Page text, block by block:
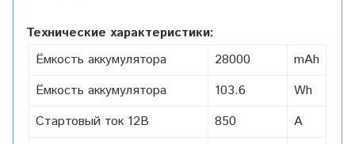
Технические характеристики:
Ёмкость аккумулятора
28000
mAh
Ёмкость аккумулятора
103.6
Wh
Стартовый ток 12В
850
А